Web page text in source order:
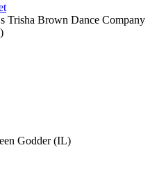
Trisha Brown Dance Company
Godder (IL)